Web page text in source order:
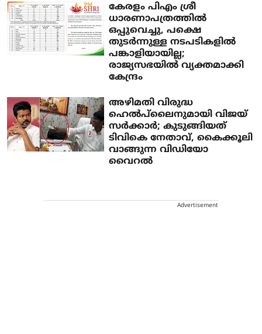
കേരളം പിഎം ശ്രീ
ധാരണാപത്രത്തിൽ
ഒപ്പുവെച്ചു, പക്ഷെ
തുടർന്നുള്ള നടപടികളിൽ
പങ്കാളിയായില്ല;
രാജ്യസഭയിൽ വ്യക്തമാക്കി
കേന്ദ്രം
അഴിമതി വിരുദ്ധ
ഹെല്‍പ്‌ലൈനുമായി വിജയ്
സര്‍ക്കാര്‍; കുടുങ്ങിയത്
ടിവികെ നേതാവ്, കൈക്കൂലി
വാങ്ങുന്ന വിഡിയോ
വൈറല്‍
Advertisement